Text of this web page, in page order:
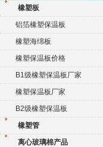
橡塑板
铝箔橡塑保温板
橡塑海绵板
橡塑保温板价格
B1级橡塑保温板厂家
橡塑保温板厂家
B2级橡塑保温板
橡塑管
离心玻璃棉产品